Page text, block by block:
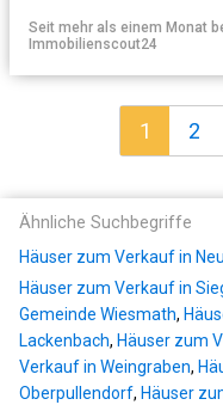
Seit mehr als einem Monat
Immobilienscout24
1 2
Ähnliche Suchbegriffe
Häuser zum Verkauf in
Häuser zum Verkauf in
Gemeinde Wiesmath,
Lackenbach, Häuser zum
Verkauf in Weingraben,
Oberpullendorf, Häuser